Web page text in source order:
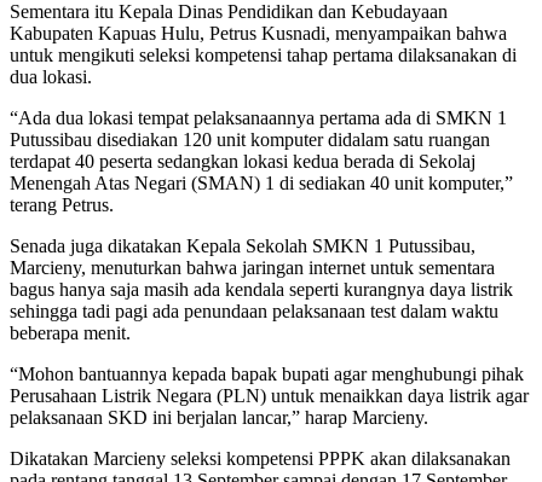
Sementara itu Kepala Dinas Pendidikan dan Kebudayaan
Kabupaten Kapuas Hulu, Petrus Kusnadi, menyampaikan bahwa
untuk mengikuti seleksi kompetensi tahap pertama dilaksanakan di
dua lokasi.
“Ada dua lokasi tempat pelaksanaannya pertama ada di SMKN 1
Putussibau disediakan 120 unit komputer didalam satu ruangan
terdapat 40 peserta sedangkan lokasi kedua berada di Sekolaj
Menengah Atas Negari (SMAN) 1 di sediakan 40 unit komputer,”
terang Petrus.
Senada juga dikatakan Kepala Sekolah SMKN 1 Putussibau,
Marcieny, menuturkan bahwa jaringan internet untuk sementara
bagus hanya saja masih ada kendala seperti kurangnya daya listrik
sehingga tadi pagi ada penundaan pelaksanaan test dalam waktu
beberapa menit.
“Mohon bantuannya kepada bapak bupati agar menghubungi pihak
Perusahaan Listrik Negara (PLN) untuk menaikkan daya listrik agar
pelaksanaan SKD ini berjalan lancar,” harap Marcieny.
Dikatakan Marcieny seleksi kompetensi PPPK akan dilaksanakan